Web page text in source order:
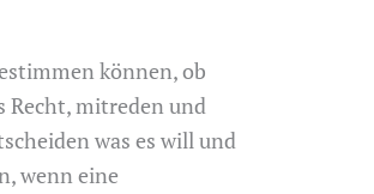
können, ob
Recht, mitreden und
was es will und
wenn eine